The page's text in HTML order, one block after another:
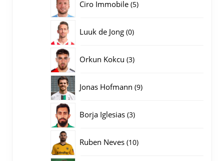
Ciro Immobile 55
Luuk de Jong 00
Orkun Kokcu 33
Jonas Hofmann 99
Borja Iglesias 33
Ruben Neves 1010